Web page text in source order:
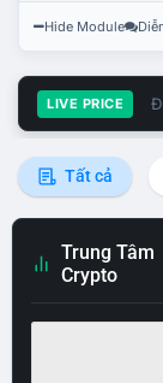
Hide Module
LIVE PRICE
Tất cả
Trung Tâm
Crypto